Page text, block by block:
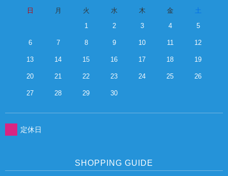
日 月 火 水 木 金
1
2 3 4 5
6 7 8 9 10 11 12
13 14 15 16 17 18 19
20 21 22 23 24 25 26
27 28 29 30
定休日
SHOPPING GUIDE